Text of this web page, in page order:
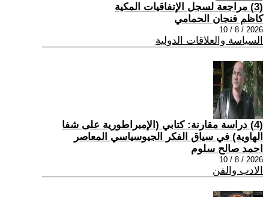
(3) مراجعة لسجل الإتفاقيات المكية
كاظم فنجان الحمامي
2026 / 8 / 10
السياسة والعلاقات الدولية
(4) دراسة مقارنة: كتابي (الإمبراطورية على شفا
الهاوية) في سياق الفكر الجيوسياسي المعاصر
احمد صالح سلوم
2026 / 8 / 10
الادب والفن